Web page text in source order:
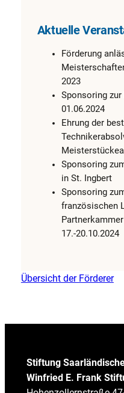
Aktuelle
Förderung
2023
Sponsoring
01.06.2024
Ehrung der
Sponsoring
in St. Ingbert
Sponsoring
französischen
17.-20.10.2024
Übersicht der Förderer
Stiftung
Winfried E. Frank